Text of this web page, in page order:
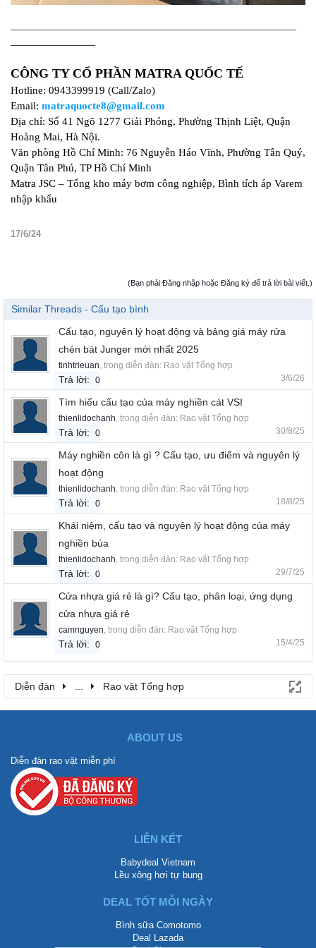
———————————————————————————
————————
CÔNG TY CỔ PHẦN MATRA QUỐC TẾ
Hotline: 0943399919 (Call/Zalo)
Email: matraquocte8@gmail.com
Địa chỉ: Số 41 Ngõ 1277 Giải Phóng, Phường Thịnh Liệt, Quận
Hoàng Mai, Hà Nội.
Văn phòng Hồ Chí Minh: 76 Nguyễn Háo Vĩnh, Phường Tân Quý,
Quận Tân Phú, TP Hồ Chí Minh
Matra JSC – Tổng kho máy bơm công nghiệp, Bình tích áp Varem
nhập khẩu
17/6/24
(Bạn phải Đăng nhập hoặc Đăng ký để trả lời bài viết.)
Similar Threads - Cấu tạo bình
Cấu tạo, nguyên lý hoạt động và bảng giá máy rửa
chén bát Junger mới nhất 2025
tinhtrieuan , trong diễn đàn: Rao vặt Tổng hợp
Trả lời: 0 3/6/26
Tìm hiểu cấu tạo của máy nghiền cát VSI
thienlidochanh , trong diễn đàn: Rao vặt Tổng hợp
Trả lời: 0 30/8/25
Máy nghiền côn là gì ? Cấu tạo, ưu điểm và nguyên lý
hoạt động
thienlidochanh , trong diễn đàn: Rao vặt Tổng hợp
Trả lời: 0 18/8/25
Khái niệm, cấu tạo và nguyên lý hoạt động của máy
nghiền búa
thienlidochanh , trong diễn đàn: Rao vặt Tổng hợp
Trả lời: 0 29/7/25
Cửa nhựa giá rẻ là gì? Cấu tạo, phân loại, ứng dụng
cửa nhựa giá rẻ
camnguyen , trong diễn đàn: Rao vặt Tổng hợp
Trả lời: 0 15/4/25
Diễn đàn Rao vặt Tổng hợp
ABOUT US
Diễn đàn rao vặt miễn phí
LIÊN KẾT
Babydeal Vietnam
Lều xông hơi tự bung
DEAL TỐT MỖI NGÀY
Bình sữa Comotomo
Deal Lazada